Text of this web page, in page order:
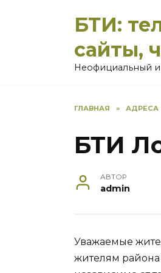
БТИ:
сайты,
Неофициальный
ГЛАВНАЯ » АДРЕСА
БТИ
АВТОР
admin
Уважаемые
жителям района